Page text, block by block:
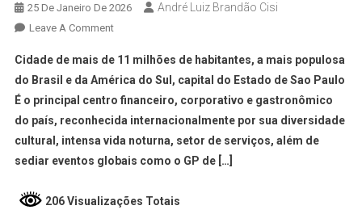
25 De Janeiro De 2026 André Luiz Brandão Cisi
Leave A Comment
Cidade de mais de 11 milhões de habitantes, a mais populosa
do Brasil e da América do Sul, capital do Estado de Sao Paulo
É o principal centro financeiro, corporativo e gastronômico
do país, reconhecida internacionalmente por sua diversidade
cultural, intensa vida noturna, setor de serviços, além de
sediar eventos globais como o GP de […]
206 Visualizações Totais